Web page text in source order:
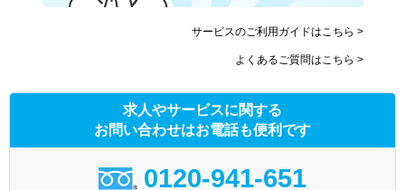
サービスのご利用ガイドはこちら >
よくあるご質問はこちら >
求人やサービスに関する
お問い合わせはお電話も便利です
0120-941-651